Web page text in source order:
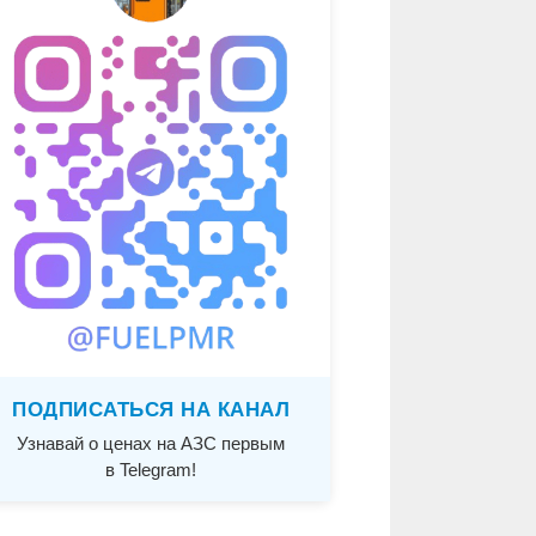
ПОДПИСАТЬСЯ НА КАНАЛ
Узнавай о ценах на АЗС первым
в Telegram!